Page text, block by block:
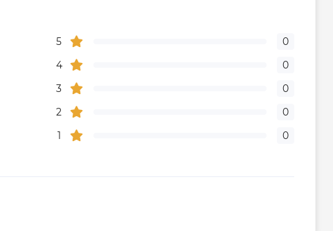
5
0
4
0
3
0
2
0
1
0